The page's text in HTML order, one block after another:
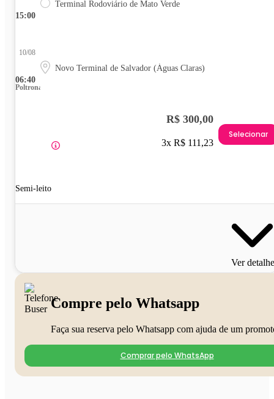
15:00
Terminal Rodoviário de Mato Verde
06:40
10/08
Novo Terminal de Salvador (Águas Claras)
Poltrona
Semi-leito
R$ 300,00
3x R$ 111,23
Selecionar
Ver
Compre pelo Whatsapp
Faça sua reserva pelo Whatsapp com ajuda de um
Comprar pelo WhatsApp